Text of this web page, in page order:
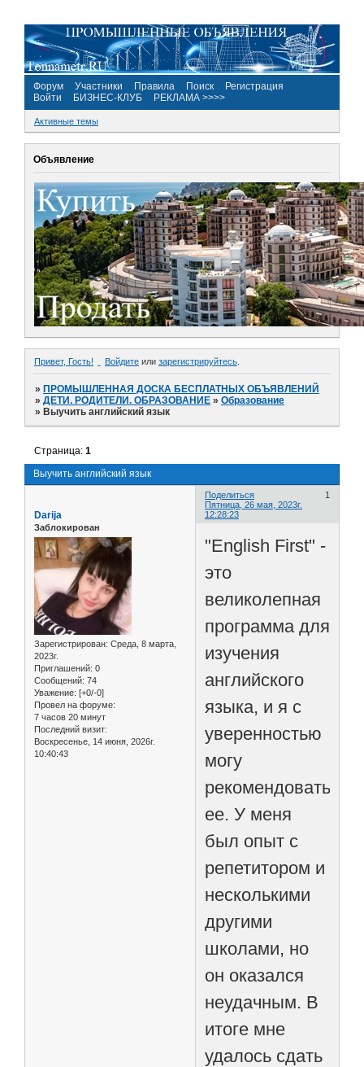
Форум Участники Правила Поиск
Регистрация
Войти
БИЗНЕС-КЛУБ РЕКЛАМА >>>>
Активные темы
Объявление
Привет, Гость! Войдите или зарегистрируйтесь
»ПРОМЫШЛЕННАЯ ДОСКА БЕСПЛАТНЫХ ОБЪЯВЛЕНИЙ
»ДЕТИ. РОДИТЕЛИ. ОБРАЗОВАНИЕ »Образование
»Выучить английский язык
Выучить английский язык
Страница:1
Поделиться
1
Пятница, 26 мая, 2023г.
12:28:23
Darija
Заблокирован
Зарегистрирован: Среда, 8 марта,
2023г.
Приглашений: 0
Сообщений: 74
Уважение: [+0/-0]
Провел на форуме:
7 часов 20 минут
Последний визит:
Воскресенье, 14 июня, 2026г.
10:40:43
"English First" -
это
великолепная
программа для
изучения
английского
языка, и я с
уверенностью
могу
рекомендовать
ее. У меня
был опыт с
репетитором и
несколькими
другими
школами, но
он оказался
неудачным. В
итоге мне
удалось сдать